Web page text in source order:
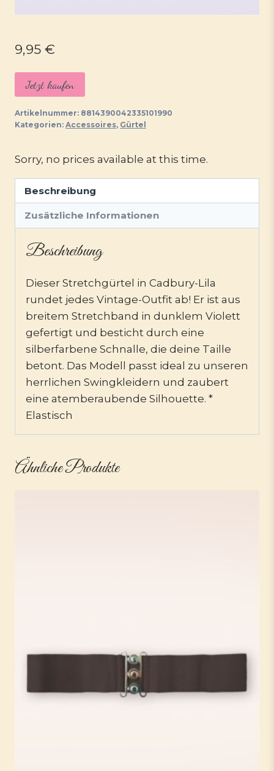
9,95 €
Jetzt kaufen
Artikelnummer: 8814390042335101990
Kategorien: Accessoires, Gürtel
Sorry, no prices available at this time.
Beschreibung
Zusätzliche Informationen
Beschreibung
Dieser Stretchgürtel in Cadbury-Lila
rundet jedes Vintage-Outfit ab! Er ist aus
breitem Stretchband in dunklem Violett
gefertigt und besticht durch eine
silberfarbene Schnalle, die deine Taille
betont. Das Modell passt ideal zu unseren
herrlichen Swingkleidern und zaubert
eine atemberaubende Silhouette. *
Elastisch
Ähnliche Produkte